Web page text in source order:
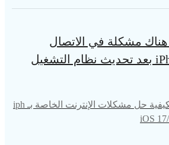
هناك مشكلة في الاتصال
بالشبكة على iPhone بعد تحديث نظام التشغيل
ستخبرك هذه المقالة بكيفية حل مشكلات الإنترنت الخاصة بـ iph